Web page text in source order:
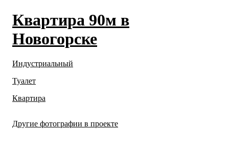
Квартира 90м в
Новогорске
Индустриальный
Туалет
Квартира
Другие фотографии в проекте